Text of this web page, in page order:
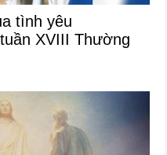
tình yêu
XVIII Thường